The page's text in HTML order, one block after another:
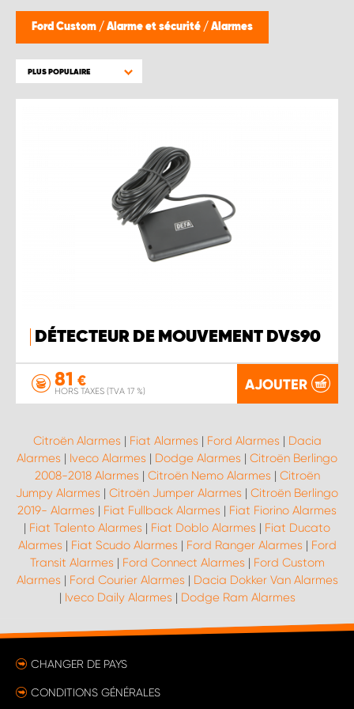
Ford Custom / Alarme et sécurité / Alarmes
PLUS POPULAIRE
DÉTECTEUR DE MOUVEMENT DVS90
81 €
HORS TAXES (TVA 17 %) AJOUTER
Citroën Alarmes | Fiat Alarmes | Ford Alarmes | Dacia
Alarmes | Iveco Alarmes | Dodge Alarmes | Citroën Berlingo
2008-2018 Alarmes | Citroën Nemo Alarmes | Citroën
Jumpy Alarmes | Citroën Jumper Alarmes | Citroën Berlingo
2019- Alarmes | Fiat Fullback Alarmes | Fiat Fiorino Alarmes
| Fiat Talento Alarmes | Fiat Doblo Alarmes | Fiat Ducato
Alarmes | Fiat Scudo Alarmes | Ford Ranger Alarmes | Ford
Transit Alarmes | Ford Connect Alarmes | Ford Custom
Alarmes | Ford Courier Alarmes | Dacia Dokker Van Alarmes
| Iveco Daily Alarmes | Dodge Ram Alarmes
CHANGER DE PAYS
CONDITIONS GÉNÉRALES